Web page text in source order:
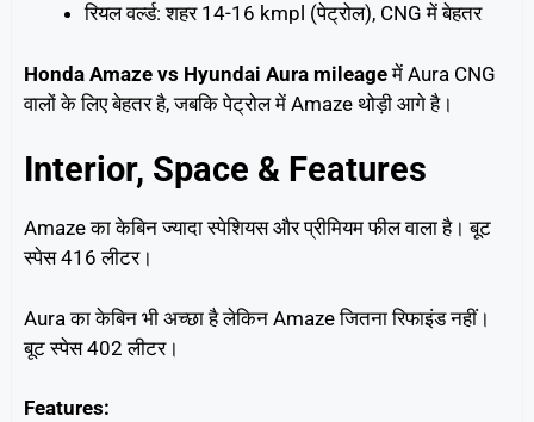
रियल वर्ल्ड: शहर 14-16 kmpl (पेट्रोल), CNG में बेहतर
Honda Amaze vs Hyundai Aura mileageमें Aura CNG
वालों के लिए बेहतर है, जबकि पेट्रोल में Amaze थोड़ी आगे है।
Interior, Space & Features
Amaze का केबिन ज्यादा स्पेशियस और प्रीमियम फील वाला है। बूट
स्पेस 416 लीटर।
Aura का केबिन भी अच्छा है लेकिन Amaze जितना रिफाइंड नहीं।
बूट स्पेस 402 लीटर।
Features: